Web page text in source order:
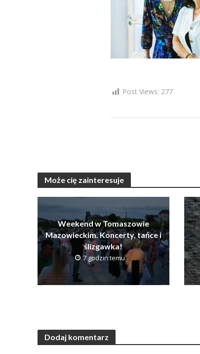
Post Views: 277
Może cię zainteresuje
Weekend w Tomaszowie
Mazowieckim. Koncerty, tańce i
ślizgawka!
7 godzin temu
Dodaj komentarz